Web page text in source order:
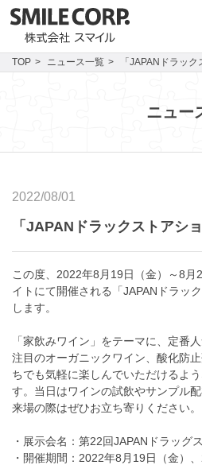
TOP ニュース一覧 「JAPANドラッ
ニュー
2022/08/01
「JAPANドラックストアシ
この度、2022年8月19日（金）～8
イトにて開催される「JAPANドラッ
します。
「家飲みワイン」をテーマに、定番
注目のオーガニックワイン、酸化防
ちでも気軽に楽しんでいただけるよ
す。当日はワインの試飲やサンプル
来場の際はぜひお立ち寄りください。
・展示会名：第22回JAPANドラッグ
・開催期間：2022年8月19日（金）